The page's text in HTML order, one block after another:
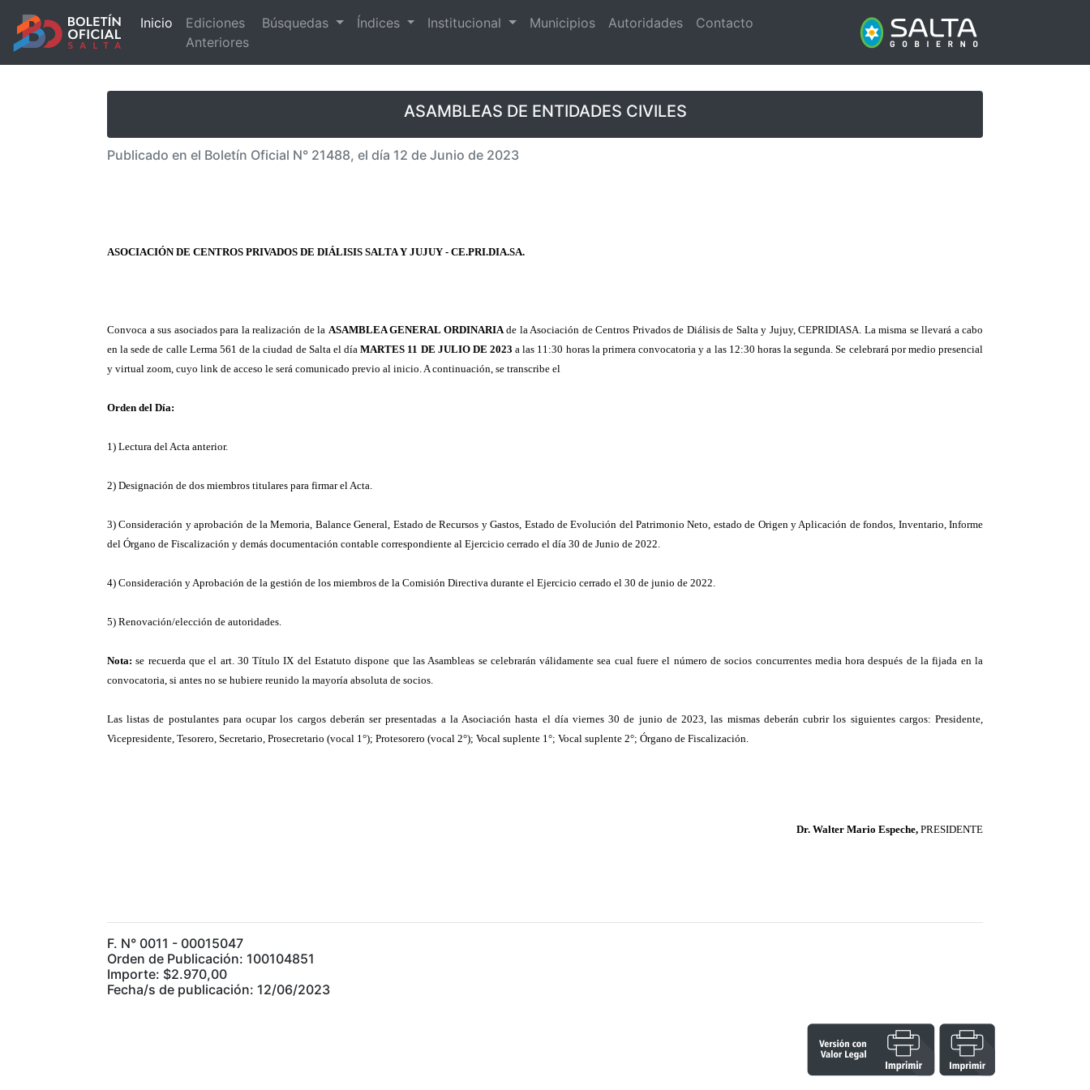
Inicio
Ediciones
Anteriores
Búsquedas Índices Institucional Municipios Autoridades Contacto
ASAMBLEAS DE ENTIDADES CIVILES
Publicado en el Boletín Oficial N° 21488, el día 12 de Junio de 2023
ASOCIACIÓN DE CENTROS PRIVADOS DE DIÁLISIS SALTA Y JUJUY - CE.PRI.DIA.SA.
Convoca a sus asociados para la realización de la ASAMBLEA GENERAL ORDINARIAde la Asociación de Centros Privados de Diálisis de Salta y Jujuy, CEPRIDIASA. La misma se llevará a cabo
en la sede de calle Lerma 561 de la ciudad de Salta el díaMARTES 11 DE JULIO DE 2023 a las 11:30 horas la primera convocatoria y a las 12:30 horas la segunda. Se celebrará por medio presencial
y virtual zoom, cuyo link de acceso le será comunicado previo al inicio. A continuación, se transcribe el
Orden del Día:
1) Lectura del Acta anterior.
2) Designación de dos miembros titulares para firmar el Acta.
3)Consideración y aprobación de la Memoria, Balance General, Estado de Recursos y Gastos, Estado de Evolución del Patrimonio Neto, estado de Origen y Aplicación de fondos, Inventario, Informe
del Órgano de Fiscalización y demás documentación contable correspondiente al Ejercicio cerrado el día 30 de Junio de 2022.
4) Consideración y Aprobación de la gestión de los miembros de la Comisión Directiva durante el Ejercicio cerrado el 30 de junio de 2022.
5) Renovación/elección de autoridades.
Nota:se recuerda que el art. 30 Título IX del Estatuto dispone que las Asambleas se celebrarán válidamente sea cual fuere el número de socios concurrentes media hora después de la fijada en la
convocatoria, si antes no se hubiere reunido la mayoría absoluta de socios.
Las listas de postulantes para ocupar los cargos deberán ser presentadas a la Asociación hasta el día viernes 30 de junio de 2023, las mismas deberán cubrir los siguientes cargos: Presidente,
Vicepresidente, Tesorero, Secretario, Prosecretario (vocal 1°); Protesorero (vocal 2°); Vocal suplente 1°; Vocal suplente 2°; Órgano de Fiscalización.
Dr. Walter Mario Espeche, PRESIDENTE
F. N° 0011 - 00015047
Orden de Publicación: 100104851
Importe: $2.970,00
Fecha/s de publicación: 12/06/2023